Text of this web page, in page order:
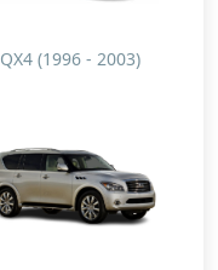
QX4 (1996 - 2003)